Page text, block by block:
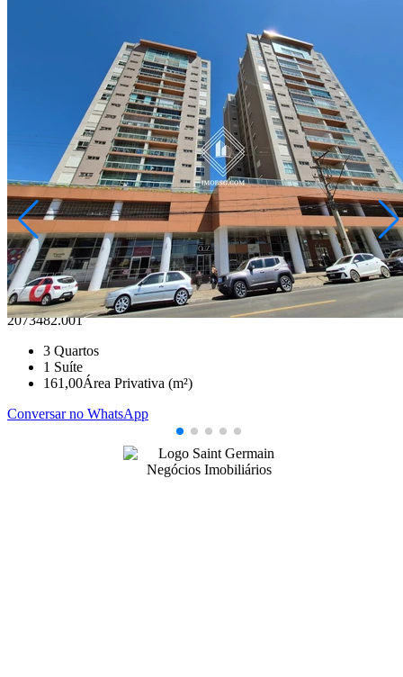
Oficinas
R$ 1.100.000,00
Apartamento - Edifício Torres Cezanne
Ponta Grossa/PR
2073482.001
3 Quartos
1 Suíte
161,00Área Privativa (m²)
Conversar no WhatsApp